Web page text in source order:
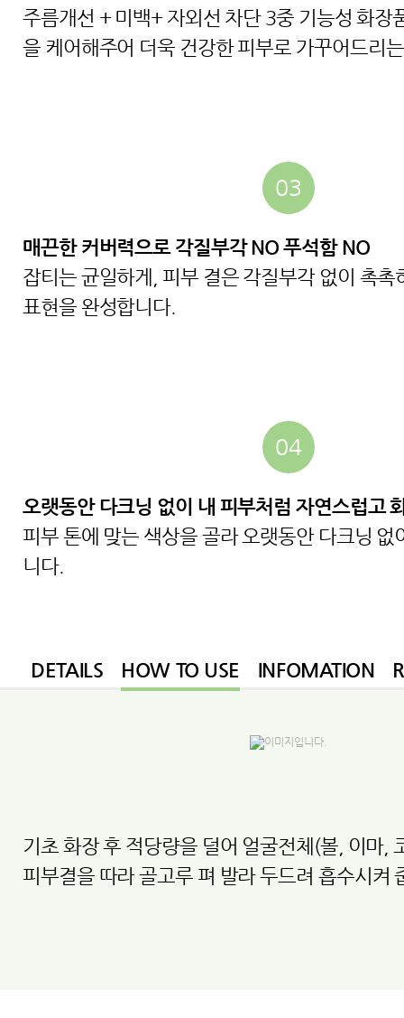
주름개선 + 미백+ 자외선 차단 3중 기능성 화장
을 케어해주어 더욱 건강한 피부로 가꾸어드리
03
매끈한 커버력으로 각질부각 NO 푸석함 NO
잡티는 균일하게, 피부 결은 각질부각 없이 촉
표현을 완성합니다.
04
오랫동안 다크닝 없이 내 피부처럼 자연스럽고
피부 톤에 맞는 색상을 골라 오랫동안 다크닝 없
니다.
DETAILS HOW TO USE INFOMATION
기초 화장 후 적당량을 덜어 얼굴전체(볼, 이마,
피부결을 따라 골고루 펴 발라 두드려 흡수시켜